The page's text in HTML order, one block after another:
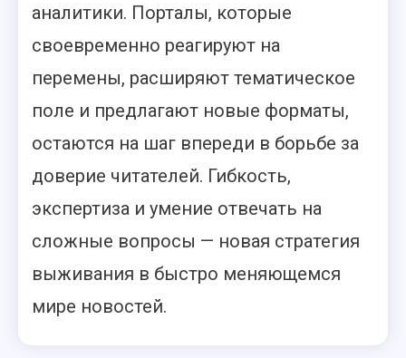
аналитики. Порталы, которые
своевременно реагируют на
перемены, расширяют тематическое
поле и предлагают новые форматы,
остаются на шаг впереди в борьбе за
доверие читателей. Гибкость,
экспертиза и умение отвечать на
сложные вопросы — новая стратегия
выживания в быстро меняющемся
мире новостей.